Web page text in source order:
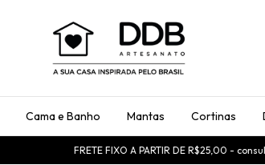
Cama e Banho Mantas Cortinas
FRETE FIXO A PARTIR DE R$25,00 - consulte condições